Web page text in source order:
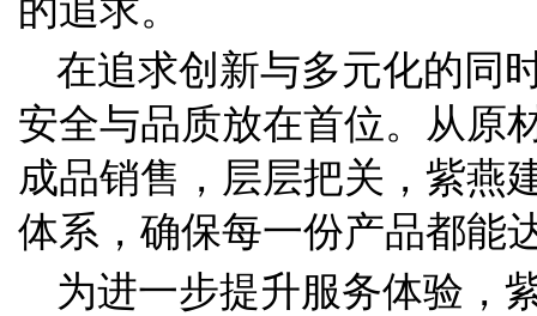
的追求。
在追求创新与多元化的同
安全与品质放在首位。从原
成品销售，层层把关，紫燕
体系，确保每一份产品都能
为进一步提升服务体验，